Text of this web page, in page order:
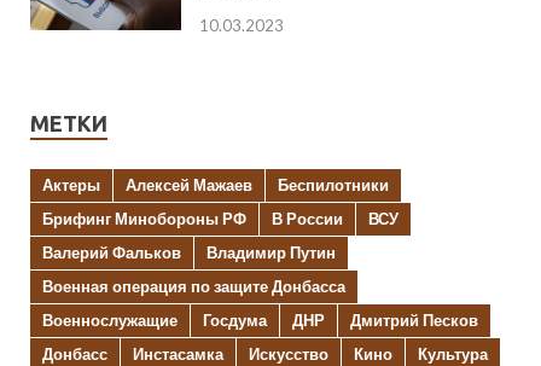
10.03.2023
МЕТКИ
Актеры Алексей Мажаев
Беспилотники
Брифинг Минобороны РФ
В России
ВСУ
Валерий Фальков
Владимир Путин
Военная операция по защите Донбасса
Военнослужащие
Госдума ДНР
Дмитрий Песков
Донбасс
Инстасамка Искусство Кино
Культура